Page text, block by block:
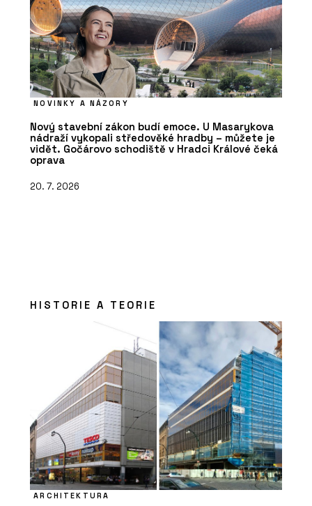
NOVINKY A NÁZORY
Nový stavební zákon budí emoce. U Masarykova
nádraží vykopali středověké hradby – můžete je
vidět. Gočárovo schodiště v Hradci Králové čeká
oprava
20. 7. 2026
HISTORIE A TEORIE
ARCHITEKTURA